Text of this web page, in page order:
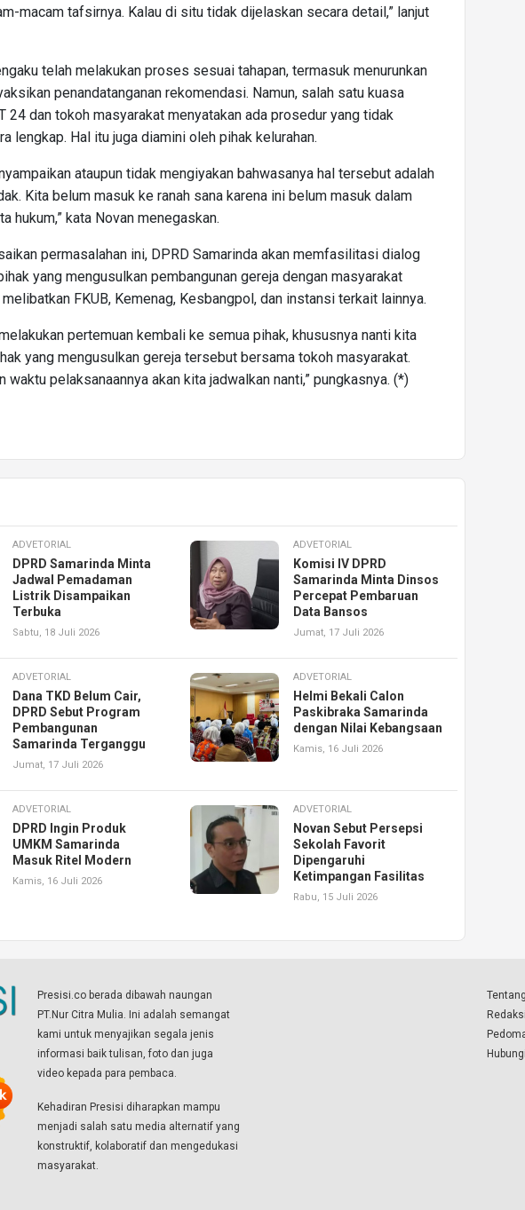
macam tafsirnya. Kalau di situ tidak dijelaskan secara detail,” lanjut
telah melakukan proses sesuai tahapan, termasuk menurunkan
penandatanganan rekomendasi. Namun, salah satu kuasa
24 dan tokoh masyarakat menyatakan ada prosedur yang tidak
lengkap. Hal itu juga diamini oleh pihak kelurahan.
ataupun tidak mengiyakan bahwasanya hal tersebut adalah
Kita belum masuk ke ranah sana karena ini belum masuk dalam
hukum,” kata Novan menegaskan.
permasalahan ini, DPRD Samarinda akan memfasilitasi dialog
yang mengusulkan pembangunan gereja dengan masyarakat
FKUB, Kemenag, Kesbangpol, dan instansi terkait lainnya.
pertemuan kembali ke semua pihak, khususnya nanti kita
yang mengusulkan gereja tersebut bersama tokoh masyarakat.
waktu pelaksanaannya akan kita jadwalkan nanti,” pungkasnya. (*)
ADVETORIAL
DPRD Samarinda Minta
Jadwal Pemadaman
Listrik Disampaikan
Terbuka
Sabtu, 18 Juli 2026
ADVETORIAL
Komisi IV DPRD
Samarinda Minta Dinsos
Percepat Pembaruan
Data Bansos
Jumat, 17 Juli 2026
ADVETORIAL
Dana TKD Belum Cair,
DPRD Sebut Program
Pembangunan
Samarinda Terganggu
Jumat, 17 Juli 2026
ADVETORIAL
Helmi Bekali Calon
Paskibraka Samarinda
dengan Nilai Kebangsaan
Kamis, 16 Juli 2026
ADVETORIAL
DPRD Ingin Produk
UMKM Samarinda
Masuk Ritel Modern
Kamis, 16 Juli 2026
ADVETORIAL
Novan Sebut Persepsi
Sekolah Favorit
Dipengaruhi
Ketimpangan Fasilitas
Rabu, 15 Juli 2026
Presisi.co berada dibawah naungan
PT.Nur Citra Mulia. Ini adalah semangat
kami untuk menyajikan segala jenis
informasi baik tulisan, foto dan juga
video kepada para pembaca.
Kehadiran Presisi diharapkan mampu
menjadi salah satu media alternatif yang
konstruktif, kolaboratif dan mengedukasi
masyarakat.
Redaksi